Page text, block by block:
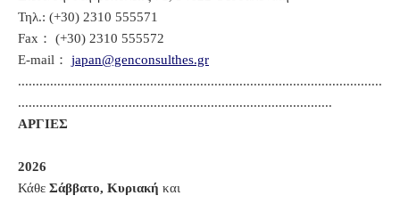
Τηλ.: (+30) 2310 555571
Fax： (+30) 2310 555572
E-mail： japan@genconsulthes.gr
......................................................................................................
........................................................................................
ΑΡΓΙΕΣ
2026
Κάθε Σάββατο, Κυριακή και